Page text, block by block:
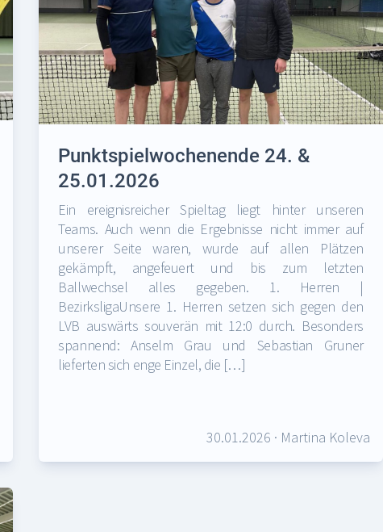
Punktspielwochenende 24. &
25.01.2026
Ein ereignisreicher Spieltag liegt hinter unseren
Teams. Auch wenn die Ergebnisse nicht immer auf
unserer Seite waren, wurde auf allen Plätzen
gekämpft, angefeuert und bis zum letzten
Ballwechsel alles gegeben. 1. Herren |
BezirksligaUnsere 1. Herren setzen sich gegen den
LVB auswärts souverän mit 12:0 durch. Besonders
spannend: Anselm Grau und Sebastian Gruner
lieferten sich enge Einzel, die […]
30.01.2026 · Martina Koleva